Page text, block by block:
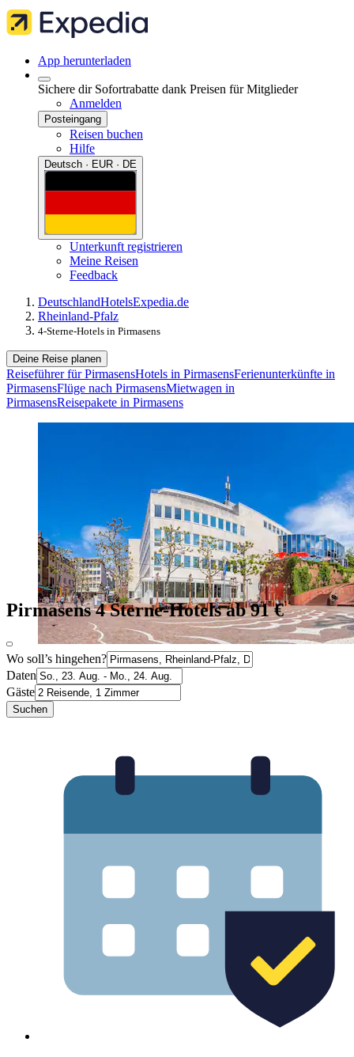
App herunterladen
Sichere dir Sofortrabatte dank Preisen für Mitglieder
Anmelden
Posteingang
Reisen buchen
Hilfe
Deutsch · EUR · DE
Unterkunft registrieren
Meine Reisen
Feedback
DeutschlandHotelsExpedia.de
Rheinland-Pfalz
4-Sterne-Hotels in Pirmasens
Deine Reise planen
Reiseführer für PirmasensHotels in PirmasensFerienunterkünfte in
PirmasensFlüge nach PirmasensMietwagen in
PirmasensReisepakete in Pirmasens
Pirmasens 4 Sterne-Hotels ab 91 €
Wo soll’s hingehen?
Daten
Gäste
Suchen